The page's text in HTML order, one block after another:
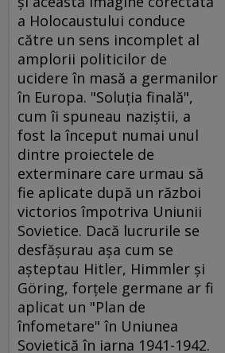
a Holocaustului conduce
către un sens incomplet al
amplorii politicilor de
ucidere în masă a germanilor
în Europa. "Soluţia finală",
cum îi spuneau naziştii, a
fost la început numai unul
dintre proiectele de
exterminare care urmau să
fie aplicate după un război
victorios împotriva Uniunii
Sovietice. Dacă lucrurile se
desfăşurau aşa cum se
aşteptau Hitler, Himmler şi
Göring, forţele germane ar fi
aplicat un "Plan de
înfometare" în Uniunea
Sovietică în iarna 1941-1942.